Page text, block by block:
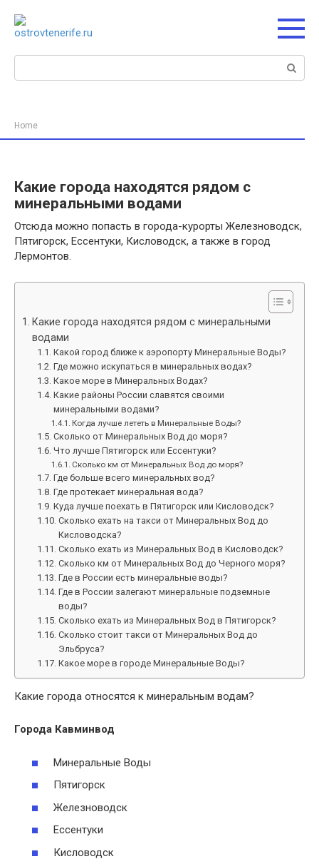
контенту
Поиск:
Home
Какие города находятся рядом с
минеральными водами
Отсюда можно попасть в города-курорты Железноводск,
Пятигорск, Ессентуки, Кисловодск, а также в город
Лермонтов.
Какие города находятся рядом с минеральными
водами
Какой город ближе к аэропорту Минеральные Воды?
Где можно искупаться в минеральных водах?
Какое море в Минеральных Водах?
Какие районы России славятся своими
минеральными водами?
Когда лучше лететь в Минеральные Воды?
Сколько от Минеральных Вод до моря?
Что лучше Пятигорск или Ессентуки?
Сколько км от Минеральных Вод до моря?
Где больше всего минеральных вод?
Где протекает минеральная вода?
Куда лучше поехать в Пятигорск или Кисловодск?
Сколько ехать на такси от Минеральных Вод до
Кисловодска?
Сколько ехать из Минеральных Вод в Кисловодск?
Сколько км от Минеральных Вод до Черного моря?
Где в России есть минеральные воды?
Где в России залегают минеральные подземные
воды?
Сколько ехать из Минеральных Вод в Пятигорск?
Сколько стоит такси от Минеральных Вод до
Эльбруса?
Какое море в городе Минеральные Воды?
Какие города относятся к минеральным водам?
Города Кавминвод
Минеральные Воды
Пятигорск
Железноводск
Ессентуки
Кисловодск